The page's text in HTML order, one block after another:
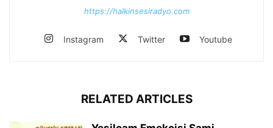
https://halkinsesiradyo.com
Instagram Twitter Youtube
RELATED ARTICLES